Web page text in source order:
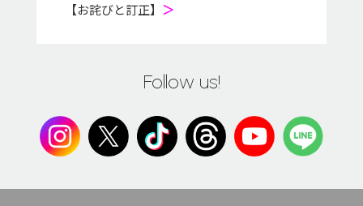
【お詫びと訂正】 ＞
Follow us!